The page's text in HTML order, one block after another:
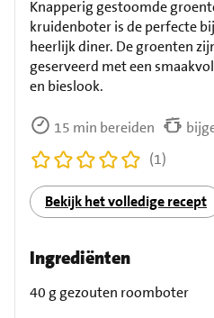
Knapperig gestoomde
kruidenboter is de perfecte
heerlijk diner. De groenten
geserveerd met een
en bieslook.
15 min bereiden
(1)
Bekijk het volledige recept
Ingrediënten
40 g gezouten roomboter